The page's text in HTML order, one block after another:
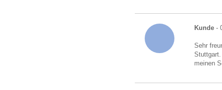
Kunde -
Sehr
meinen